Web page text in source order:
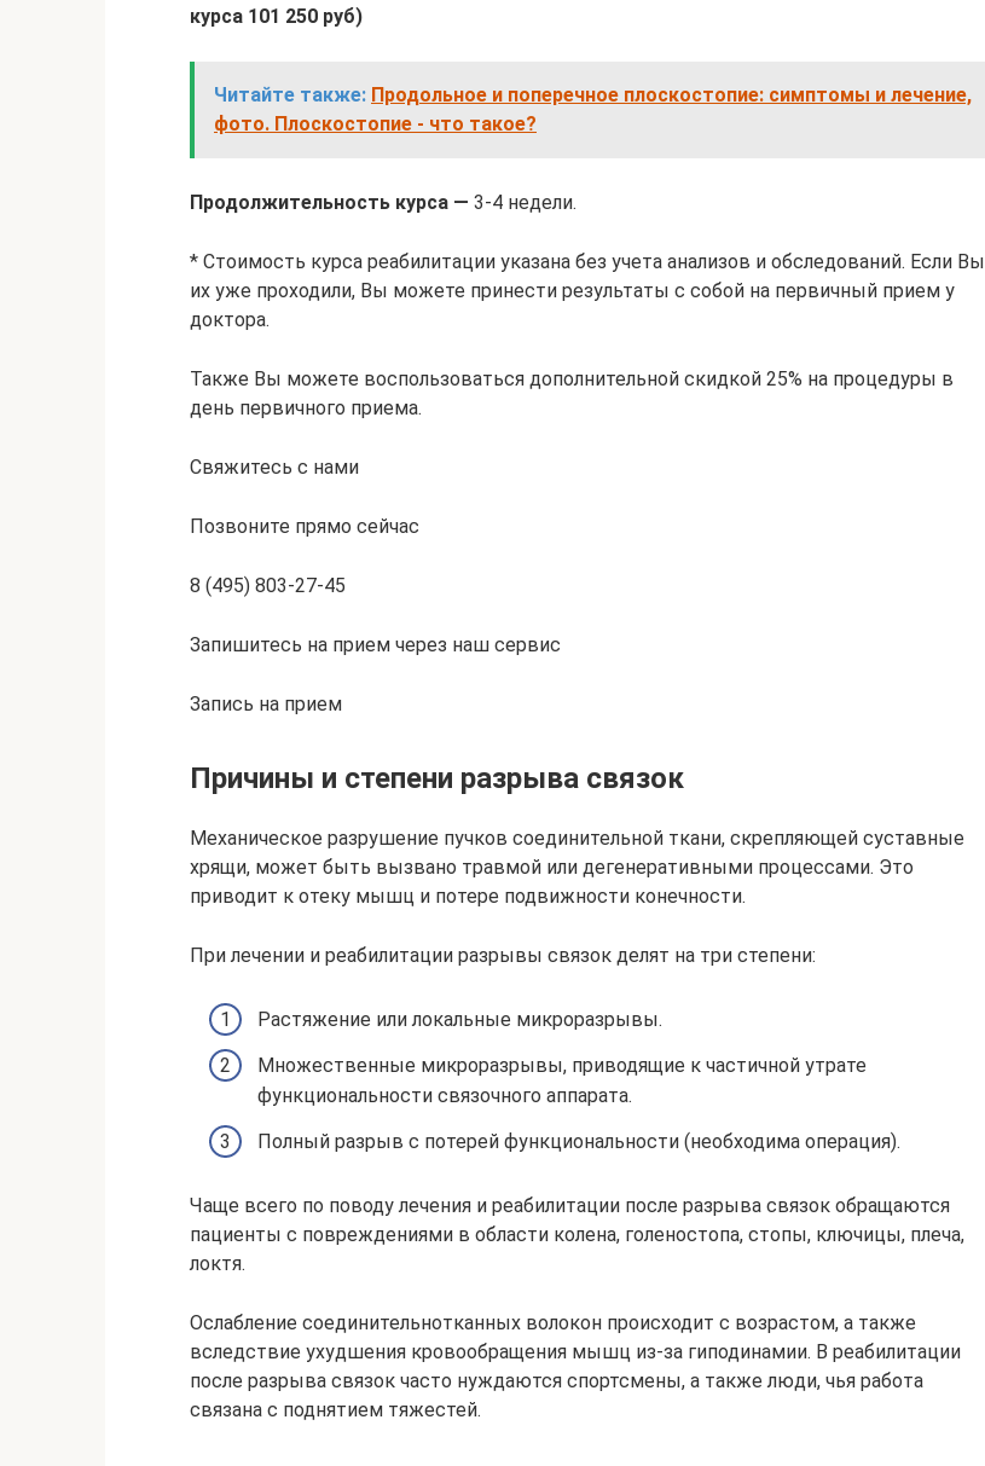
курса 101 250 руб)
Читайте также: Продольное и поперечное плоскостопие: симптомы и лечение,
фото. Плоскостопие - что такое?
Продолжительность курса — 3-4 недели.
* Стоимость курса реабилитации указана без учета анализов и обследований. Если Вы
их уже проходили, Вы можете принести результаты с собой на первичный прием у
доктора.
Также Вы можете воспользоваться дополнительной скидкой 25% на процедуры в
день первичного приема.
Свяжитесь с нами
Позвоните прямо сейчас
8 (495) 803-27-45
Запишитесь на прием через наш сервис
Запись на прием
Причины и степени разрыва связок
Механическое разрушение пучков соединительной ткани, скрепляющей суставные
хрящи, может быть вызвано травмой или дегенеративными процессами. Это
приводит к отеку мышц и потере подвижности конечности.
При лечении и реабилитации разрывы связок делят на три степени:
Растяжение или локальные микроразрывы.
Множественные микроразрывы, приводящие к частичной утрате
функциональности связочного аппарата.
Полный разрыв с потерей функциональности (необходима операция).
Чаще всего по поводу лечения и реабилитации после разрыва связок обращаются
пациенты с повреждениями в области колена, голеностопа, стопы, ключицы, плеча,
локтя.
Ослабление соединительнотканных волокон происходит с возрастом, а также
вследствие ухудшения кровообращения мышц из-за гиподинамии. В реабилитации
после разрыва связок часто нуждаются спортсмены, а также люди, чья работа
связана с поднятием тяжестей.